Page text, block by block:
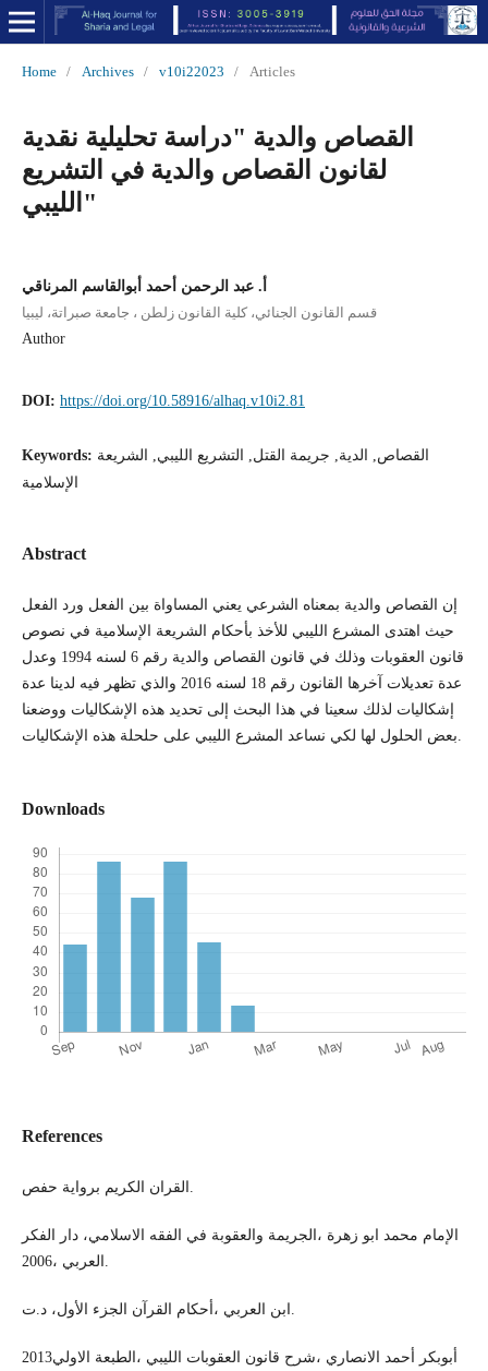
Home / Archives / v10i22023 / Articles
القصاص والدية "دراسة تحليلية نقدية
لقانون القصاص والدية في التشريع
الليبي"
أ. عبد الرحمن أحمد أبوالقاسم المرناقي
قسم القانون الجنائي، كلية القانون زلطن ، جامعة صبراتة، ليبيا
Author
DOI: https://doi.org/10.58916/alhaq.v10i2.81
Keywords: القصاص, الدية, جريمة القتل, التشريع الليبي, الشريعة
الإسلامية
Abstract
إن القصاص والدية بمعناه الشرعي يعني المساواة بين الفعل ورد الفعل
حيث اهتدى المشرع الليبي للأخذ بأحكام الشريعة الإسلامية في نصوص
قانون العقوبات وذلك في قانون القصاص والدية رقم 6 لسنه 1994 وعدل
عدة تعديلات آخرها القانون رقم 18 لسنه 2016 والذي تظهر فيه لدينا عدة
إشكاليات لذلك سعينا في هذا البحث إلى تحديد هذه الإشكاليات ووضعنا
بعض الحلول لها لكي نساعد المشرع الليبي على حلحلة هذه الإشكاليات.
Downloads
References
القران الكريم برواية حفص.
الإمام محمد ابو زهرة ،الجريمة والعقوبة في الفقه الاسلامي، دار الفكر
العربي ،2006.
ابن العربي ،أحكام القرآن الجزء الأول، د.ت.
أبوبكر أحمد الانصاري ،شرح قانون العقوبات الليبي ،الطبعة الاولي2013